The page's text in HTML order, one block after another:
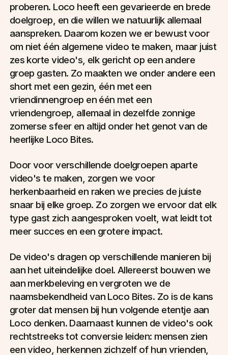
proberen. Loco heeft een gevarieerde en brede
doelgroep, en die willen we natuurlijk allemaal
aanspreken. Daarom kozen we er bewust voor
om niet één algemene video te maken, maar juist
zes korte video's, elk gericht op een andere
groep gasten. Zo maakten we onder andere een
short met een gezin, één met een
vriendinnengroep en één met een
vriendengroep, allemaal in dezelfde zonnige
zomerse sfeer en altijd onder het genot van de
heerlijke Loco Bites.
Door voor verschillende doelgroepen aparte
video's te maken, zorgen we voor
herkenbaarheid en raken we precies de juiste
snaar bij elke groep. Zo zorgen we ervoor dat elk
type gast zich aangesproken voelt, wat leidt tot
meer succes en een grotere impact.
De video's dragen op verschillende manieren bij
aan het uiteindelijke doel. Allereerst bouwen we
aan merkbeleving en vergroten we de
naamsbekendheid van Loco Bites. Zo is de kans
groter dat mensen bij hun volgende etentje aan
Loco denken. Daarnaast kunnen de video's ook
rechtstreeks tot conversie leiden: mensen zien
een video, herkennen zichzelf of hun vrienden,